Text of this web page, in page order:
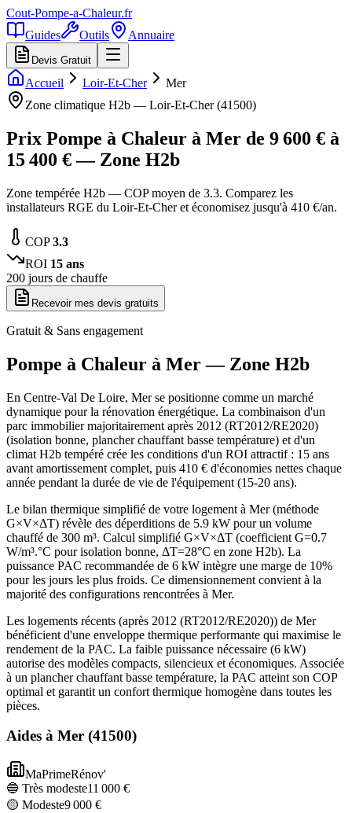
Cout-Pompe-a-Chaleur.fr
Guides
Outils Annuaire
Devis Gratuit
Accueil Loir-Et-Cher
Mer
Zone climatique H2b — Loir-Et-Cher(41500)
Prix Pompe à Chaleur à Mer de 9 600 € à
15 400 € — Zone H2b
Zone tempérée H2b — COP moyen de 3.3. Comparez les
installateurs RGE du Loir-Et-Cher et économisez jusqu'à 410 €/an.
COP3.3
ROI 15 ans
200 jours de chauffe
Recevoir mes devis gratuits
Gratuit & Sans engagement
Pompe à Chaleur à Mer— Zone H2b
En Centre-Val De Loire, Mer se positionne comme un marché
dynamique pour la rénovation énergétique. La combinaison d'un
parc immobilier majoritairement après 2012 (RT2012/RE2020)
(isolation bonne, plancher chauffant basse température) et d'un
climat H2b tempéré crée les conditions d'un ROI attractif : 15 ans
avant amortissement complet, puis 410 € d'économies nettes chaque
année pendant la durée de vie de l'équipement (15-20 ans).
Le bilan thermique simplifié de votre logement à Mer (méthode
G×V×ΔT) révèle des déperditions de 5.9 kW pour un volume
chauffé de 300 m³. Calcul simplifié G×V×ΔT (coefficient G=0.7
W/m³.°C pour isolation bonne, ΔT=28°C en zone H2b). La
puissance PAC recommandée de 6 kW intègre une marge de 10%
pour les jours les plus froids. Ce dimensionnement convient à la
majorité des configurations rencontrées à Mer.
Les logements récents (après 2012 (RT2012/RE2020)) de Mer
bénéficient d'une enveloppe thermique performante qui maximise le
rendement de la PAC. La faible puissance nécessaire (6 kW)
autorise des modèles compacts, silencieux et économiques. Associée
à un plancher chauffant basse température, la PAC atteint son COP
optimal et garantit un confort thermique homogène dans toutes les
pièces.
Aides à Mer (41500)
MaPrimeRénov'
🔵 Très modeste11 000 €
🟡 Modeste9 000 €